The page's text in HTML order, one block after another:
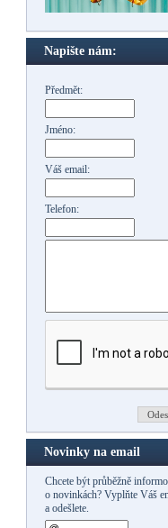
Napište nám:
Předmět:
Jméno:
Váš email:
Telefon:
Novinky na email
Chcete být průběžně
o novinkách? Vyplňte Váš
a odešlete.